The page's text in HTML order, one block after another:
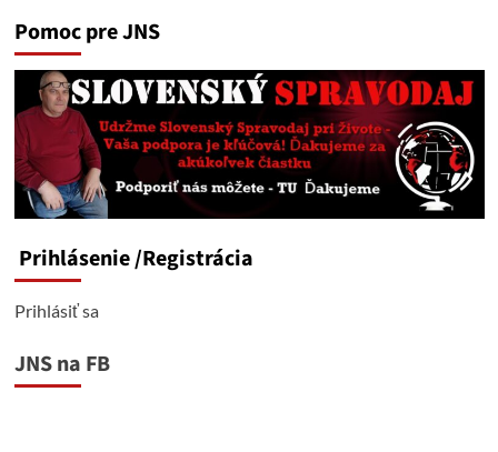
Pomoc pre JNS
Prihlásenie/Registrácia
Prihlásiť sa
JNS na FB